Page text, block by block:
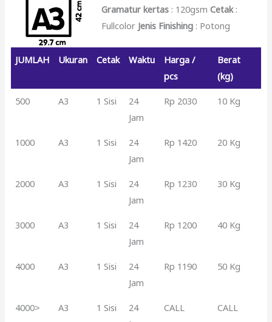
Gramatur kertas: 120gsm Cetak:
Fullcolor Jenis Finishing: Potong
JUMLAH Ukuran Cetak Waktu
Harga /
pcs
Berat
(kg)
500 A3 1 Sisi
24
Jam
Rp 2030 10 Kg
1000 A3 1 Sisi
24
Jam
Rp 1420 20 Kg
2000 A3 1 Sisi
24
Jam
Rp 1230 30 Kg
3000 A3 1 Sisi
24
Jam
Rp 1200 40 Kg
4000 A3 1 Sisi
24
Jam
Rp 1190 50 Kg
4000> A3 1 Sisi
24
CALL CALL